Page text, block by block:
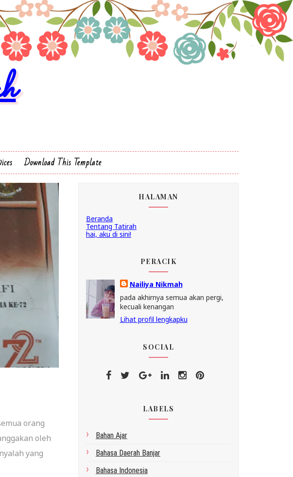
Download This Template
orang
oleh
yang
HALAMAN
Beranda
Tentang Tatirah
hai, aku di sini!
PERACIK
Nailiya Nikmah
pada akhirnya semua akan pergi,
kecuali kenangan
Lihat profil lengkapku
SOCIAL
LABELS
Bahan Ajar
Bahasa Daerah Banjar
Bahasa Indonesia